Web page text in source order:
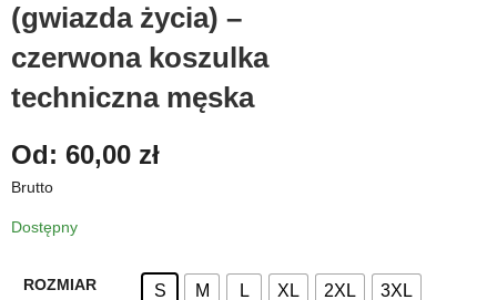
(gwiazda życia) –
czerwona koszulka
techniczna męska
Od: 60,00 zł
Brutto
Dostępny
ROZMIAR S M L XL 2XL 3XL